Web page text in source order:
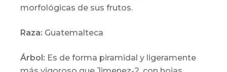
morfológicas de sus frutos.
Raza: Guatemalteca
Árbol: Es de forma piramidal y ligeramente